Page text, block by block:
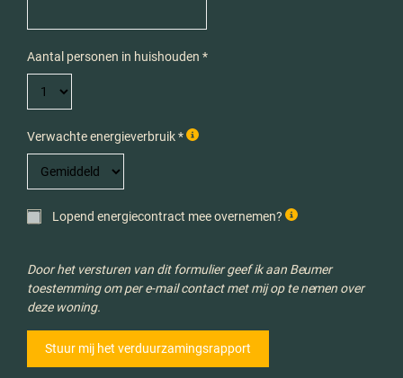
Aantal personen in huishouden *
Verwachte energieverbruik *
Lopend energiecontract mee overnemen?
Door het versturen van dit formulier geef ik aan Beumer
toestemming om per e-mail contact met mij op te nemen over
deze woning.